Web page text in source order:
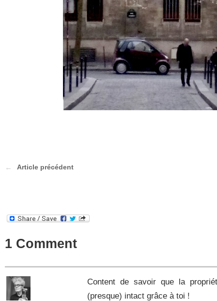
Article précédent
1 Comment
Content de savoir que la
(presque) intact grâce à toi !